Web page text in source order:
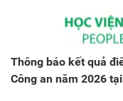
Thông báo kết quả
Công an năm 2026